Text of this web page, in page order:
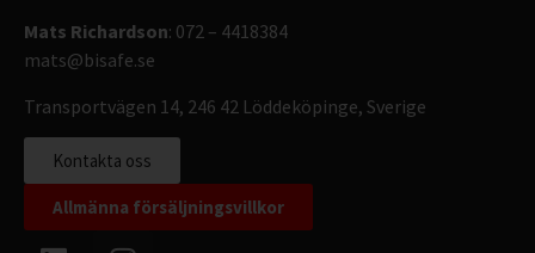
Mats Richardson: 072 – 4418384
mats@bisafe.se
Transportvägen 14, 246 42 Löddeköpinge, Sverige
Kontakta oss
Allmänna försäljningsvillkor